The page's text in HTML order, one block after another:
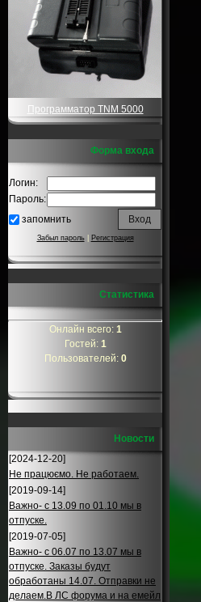
Программатор TNM 5000
Форма входа
Логин:
Пароль:
запомнить
Забыл пароль| Регистрация
Статистика
Онлайн всего: 1
Гостей: 1
Пользователей: 0
Новости
[2024-12-20]
Не працюємо. Не работаем.
[2019-09-14]
Важно- с 13.09 по 01.10 мы в
отпуске.
[2019-07-05]
Важно- с 06.07 по 13.07 мы в
отпуске. Заказы будут
обработаны 14.07. Отправки не
делаем.В ЛС форума и на емейл